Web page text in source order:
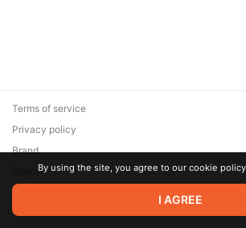
© 2026 Zaya Solutions Limited. All rights
are the property of their respective owners.
Terms of service
Privacy policy
Brand
SupportBy using the site, you agree to our cookie
I AGREE